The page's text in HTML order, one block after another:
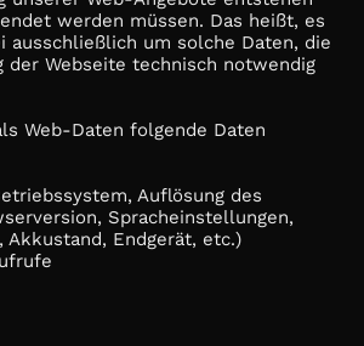
werden müssen. Das heißt, es
ausschließlich um solche Daten, die
Webseite technisch notwendig
Web-Daten folgende Daten
Auflösung des
Spracheinstellungen,
Endgerät, etc.)